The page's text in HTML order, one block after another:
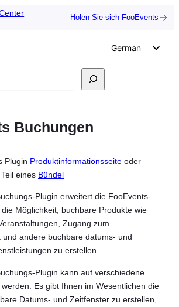
Holen Sie sich FooEvents
German
French
Czech
Buchungen
Plugin Produktinformationsseite oder
eines Bündel
Plugin erweitert die FooEvents-
Möglichkeit, buchbare Produkte wie
Zugang zum
und andere buchbare datums- und
zu erstellen.
Plugin kann auf verschiedene
Es gibt Ihnen im Wesentlichen die
Datums- und Zeitfenster zu erstellen,